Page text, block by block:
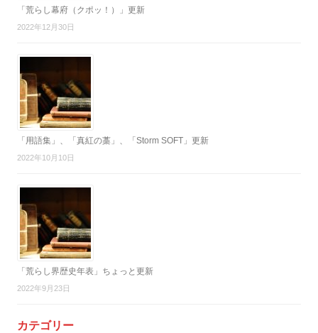
「荒らし幕府（クポッ！）」更新
2022年12月30日
「用語集」、「真紅の藁」、「Storm SOFT」更新
2022年10月10日
「荒らし界歴史年表」ちょっと更新
2022年9月23日
カテゴリー